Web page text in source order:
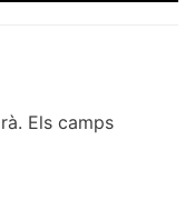
Els camps